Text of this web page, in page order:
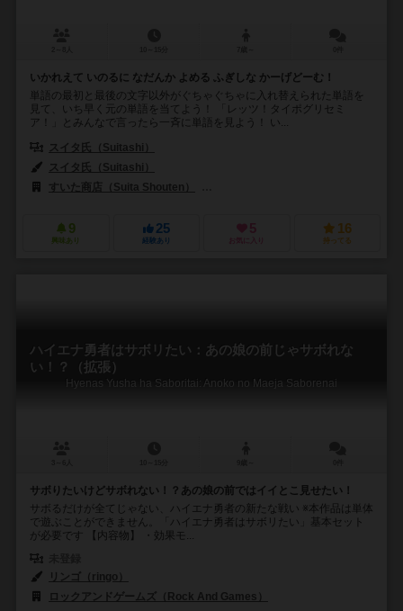
いかれえて いのるに なだんか よめる ふぎしな かーげどーむ！
単語の最初と最後の文字以外がぐちゃぐちゃに入れ替えられた単語を
見て、いち早く元の単語を当てよう！ 「レッツ！タイポグリセミ
ア！」とみんなで言ったら一斉に単語を見よう！ い...
スイタ氏（Suitashi）
スイタ氏（Suitashi）
すいた商店（Suita Shouten）
9
興味あり
25
経験あり
5
お気に入り
16
持ってる
ハイエナ勇者はサボリたい：あの娘の前じゃサボれな
い！？（拡張）
Hyenas Yusha ha Saboritai: Anoko no Maeja Saborenai
サボりたいけどサボれない！？あの娘の前ではイイとこ見せたい！
サボるだけが全てじゃない、ハイエナ勇者の新たな戦い ※本作品は単体
で遊ぶことができません。「ハイエナ勇者はサボリたい」基本セット
が必要です 【内容物】 ・効果モ...
リンゴ（ringo）
ロックアンドゲームズ（Rock And Games）